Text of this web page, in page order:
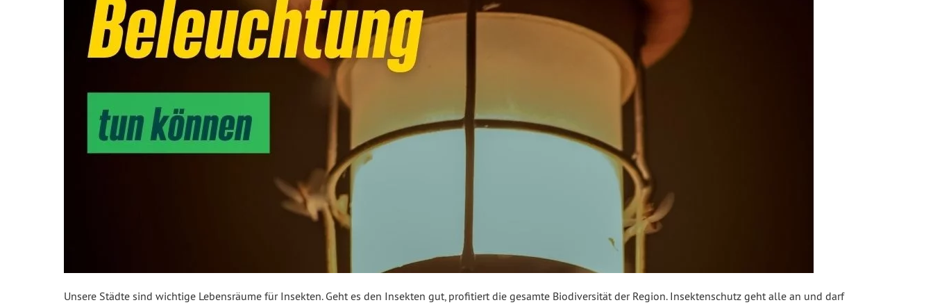
Unsere Städte sind wichtige Lebensräume für Insekten. Geht es den Insekten gut, profitiert die gesamte Biodiversität der Region. Insektenschutz geht alle an und darf